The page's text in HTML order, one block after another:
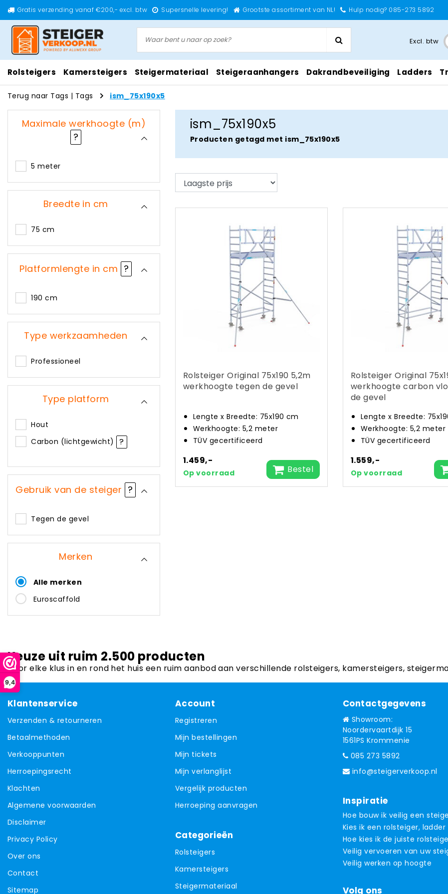
9,4
Gratis verzending vanaf €200,- excl. btw Supersnelle levering! Grootste assortiment van NL! Hulp nodig? 085-273 5892
Excl. btw
Rolsteigers Kamersteigers Steigermateriaal Steigeraanhangers Dakrandbeveiliging Ladders
Terug naar Tags | Tags ism_75x190x5
Maximale werkhoogte (m)
?
5 meter
Breedte in cm
75 cm
Platformlengte in cm ?
190 cm
Type werkzaamheden
Professioneel
Type platform
Hout
Carbon (lichtgewicht)
?
Gebruik van de steiger ?
Tegen de gevel
Merken
Alle merken
Euroscaffold
ism_75x190x5
Producten getagd met ism_75x190x5
Rolsteiger Original 75x190 5,2m
werkhoogte tegen de gevel
Lengte x Breedte: 75x190 cm
Werkhoogte: 5,2 meter
TÜV gecertificeerd
1.459,-
Op voorraad Bestel
Rolsteiger Original
werkhoogte carbon
de gevel
Lengte x Breedte:
Werkhoogte: 5,2 meter
TÜV gecertificeerd
1.559,-
Op voorraad
Keuze uit ruim 2.500 producten
Voor elke klus in en rond het huis een ruim aanbod aan verschillende rolsteigers, kamersteigers,
Klantenservice
Verzenden & retourneren
Betaalmethoden
Verkooppunten
Herroepingsrecht
Klachten
Algemene voorwaarden
Disclaimer
Privacy Policy
Over ons
Contact
Sitemap
Account
Registreren
Mijn bestellingen
Mijn tickets
Mijn verlanglijst
Vergelijk producten
Herroeping aanvragen
Categorieën
Rolsteigers
Kamersteigers
Steigermateriaal
Contactgegevens
Showroom:
Noordervaartdijk 15
1561PS Krommenie
085 273 5892
info@steigerverkoop.nl
Inspiratie
Hoe bouw ik veilig een
Kies ik een rolsteiger,
Hoe kies ik de juiste
Veilig vervoeren van uw
Veilig werken op hoogte
Volg ons